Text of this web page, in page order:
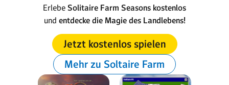
Erlebe Solitaire Farm Seasons kostenlos
und entdecke die Magie des Landlebens!
Jetzt kostenlos spielen
Mehr zu Soltaire Farm